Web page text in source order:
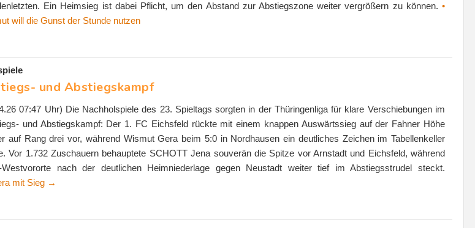
Ein Heimsieg ist dabei Pflicht, um den Abstand zur Abstiegszone weiter vergrößern zu können. •
will die Gunst der Stunde nutzen
und Abstiegskampf
07:47 Uhr) Die Nachholspiele des 23. Spieltags sorgten in der Thüringenliga für klare Verschiebungen im
und Abstiegskampf: Der 1. FC Eichsfeld rückte mit einem knappen Auswärtssieg auf der Fahner Höhe
auf Rang drei vor, während Wismut Gera beim 5:0 in Nordhausen ein deutliches Zeichen im Tabellenkeller
Vor 1.732 Zuschauern behauptete SCHOTT Jena souverän die Spitze vor Arnstadt und Eichsfeld, während
Westvororte nach der deutlichen Heimniederlage gegen Neustadt weiter tief im Abstiegsstrudel steckt.
mit Sieg →